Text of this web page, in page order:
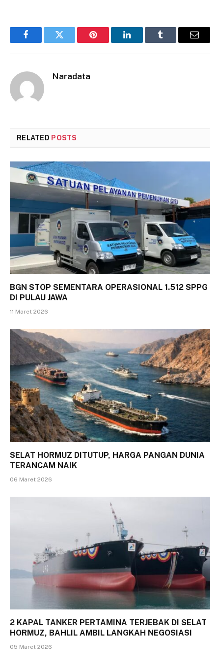
FacebookTwitter Pinterest LinkedInTumblr Email
Naradata
RELATED POSTS
BGN STOP SEMENTARA OPERASIONAL 1.512 SPPG
DI PULAU JAWA
11 Maret 2026
SELAT HORMUZ DITUTUP, HARGA PANGAN DUNIA
TERANCAM NAIK
06 Maret 2026
2 KAPAL TANKER PERTAMINA TERJEBAK DI SELAT
HORMUZ, BAHLIL AMBIL LANGKAH NEGOSIASI
05 Maret 2026